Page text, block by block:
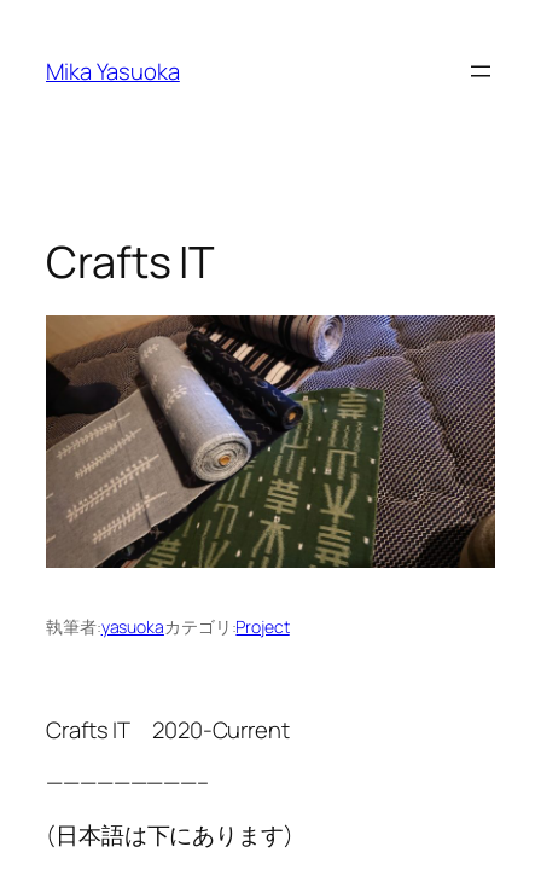
Mika Yasuoka
Crafts IT
執筆者:yasuokaカテゴリ:Project
Crafts IT 2020-Current
—————————–
(日本語は下にあります)